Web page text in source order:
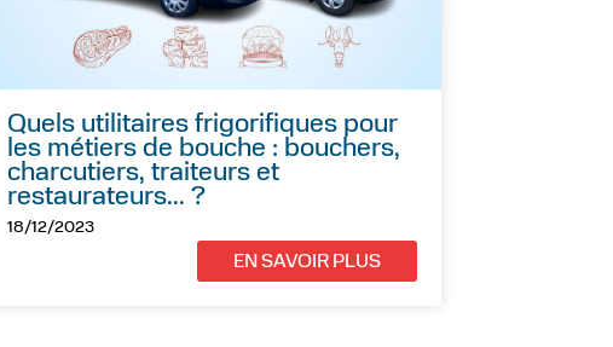
Quels utilitaires frigorifiques pour
les métiers de bouche : bouchers,
charcutiers, traiteurs et
restaurateurs... ?
18/12/2023
EN SAVOIR PLUS